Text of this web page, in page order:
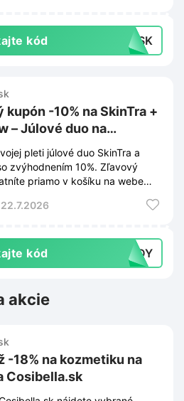
kód 10SK
kupón -10% na SkinTra +
– Júlové duo na
pleti júlové duo SkinTra a
zvýhodnením 10%. Zľavový
priamo v košíku na webe
kód KODY
akcie
-18% na kozmetiku na
Cosibella.sk